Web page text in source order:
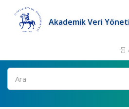
Akademik Veri
Ara